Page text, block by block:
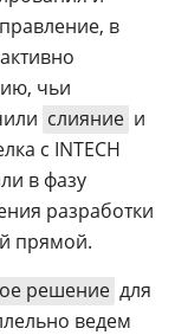
в
чьи
слияние и
с INTECH
в фазу
разработки
прямой.
решение для
ведем